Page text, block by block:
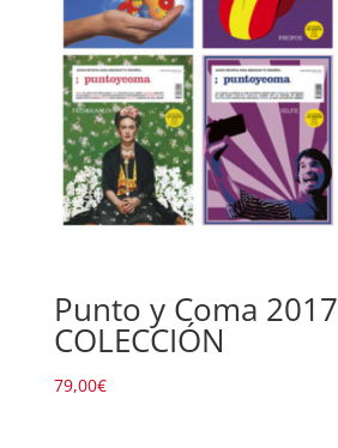
Punto y Coma 2017
COLECCIÓN
79,00€